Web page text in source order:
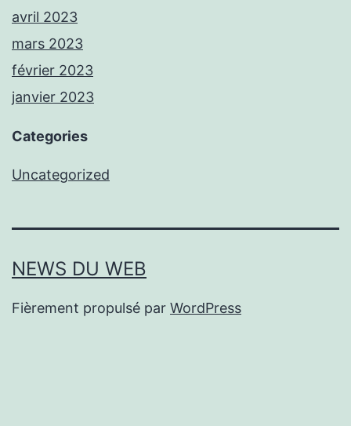
avril 2023
mars 2023
février 2023
janvier 2023
Categories
Uncategorized
NEWS DU WEB
Fièrement propulsé par WordPress